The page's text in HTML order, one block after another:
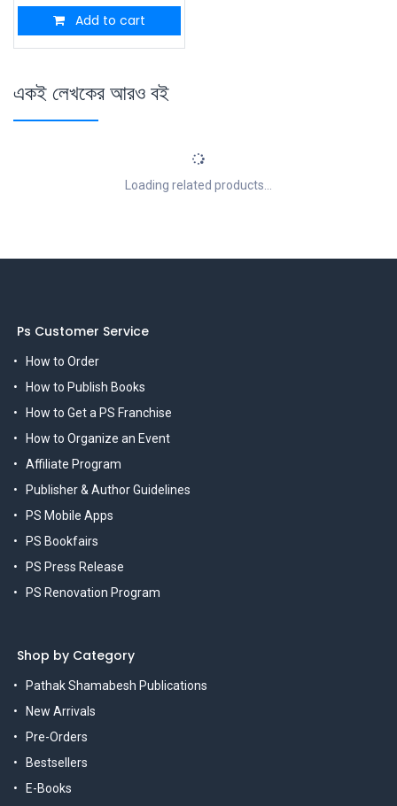
Add to cart
একই লেখকের আরও বই
Loading related products...
Ps Customer Service
How to Order
How to Publish Books
How to Get a PS Franchise
How to Organize an Event
Affiliate Program
Publisher & Author Guidelines
PS Mobile Apps
PS Bookfairs
PS Press Release
PS Renovation Program
Shop by Category
Pathak Shamabesh Publications
New Arrivals
Pre-Orders
Bestsellers
E-Books